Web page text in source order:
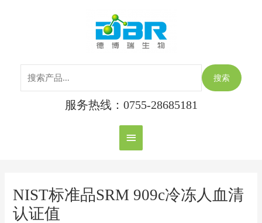
主
菜
单
搜索
服务热线：0755-28685181
NIST标准品SRM 909c冷冻人血清
认证值